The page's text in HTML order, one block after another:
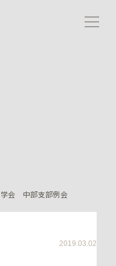
学会 中部支部例会
2019.03.02